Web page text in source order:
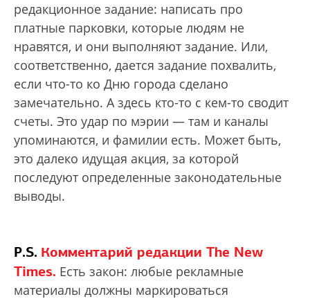
редакционное задание: написать про
платные парковки, которые людям не
нравятся, и они выполняют задание. Или,
соответственно, дается задание похвалить,
если что-то ко Дню города сделано
замечательно. А здесь кто-то с кем-то сводит
счеты. Это удар по мэрии — там и каналы
упоминаются, и фамилии есть. Может быть,
это далеко идущая акция, за которой
последуют определенные законодательные
выводы.
P.S. Комментарий редакции The New
Times. Есть закон: любые рекламные
материалы должны маркироваться